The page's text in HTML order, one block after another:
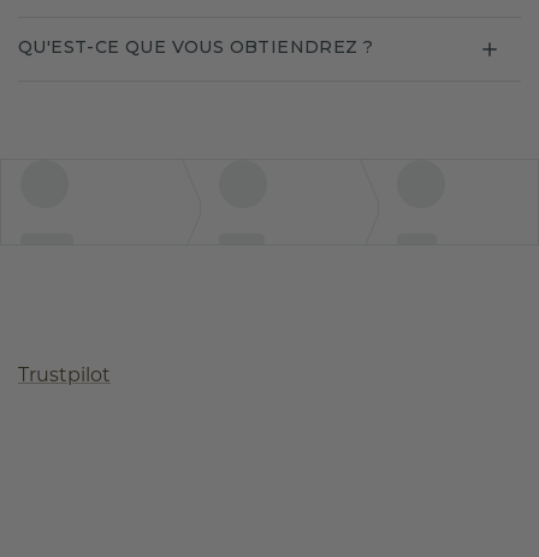
QU'EST-CE QUE VOUS OBTIENDREZ ?
Trustpilot